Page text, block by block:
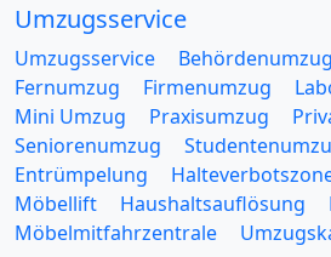
Umzugsservice
Umzugsservice Behördenumzug
Fernumzug
Firmenumzug
Mini Umzug
Praxisumzug
Seniorenumzug
Entrümpelung
Möbellift
Haushaltsauflösung
Möbelmitfahrzentrale